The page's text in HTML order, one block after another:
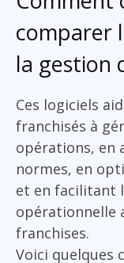
comparer
la gestion
Ces logiciels
franchisés à
opérations, en
normes, en
et en facilitant
opérationnelle
franchises.
Voici quelques